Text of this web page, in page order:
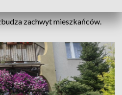
zachwyt mieszkańców.